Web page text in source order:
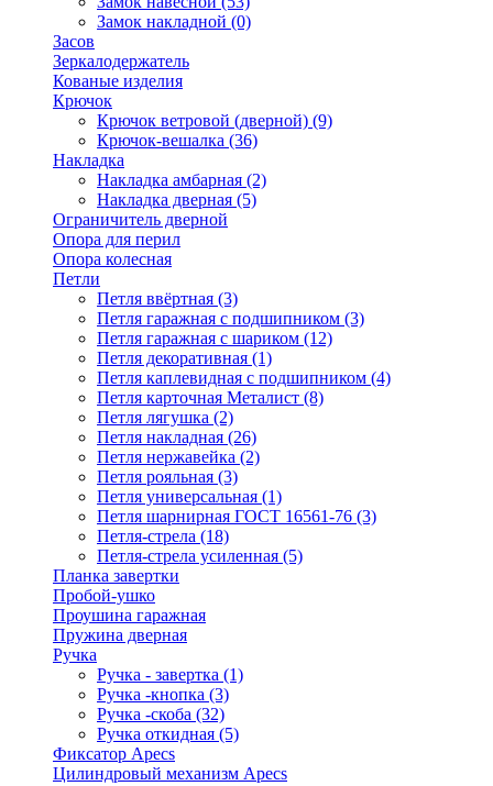
Замок накладной (0)
Засов
Зеркалодержатель
Кованые изделия
Крючок
Крючок ветровой (дверной) (9)
Крючок-вешалка (36)
Накладка
Накладка амбарная (2)
Накладка дверная (5)
Ограничитель дверной
Опора для перил
Опора колесная
Петли
Петля ввёртная (3)
Петля гаражная с подшипником (3)
Петля гаражная с шариком (12)
Петля декоративная (1)
Петля каплевидная с подшипником (4)
Петля карточная Металист (8)
Петля лягушка (2)
Петля накладная (26)
Петля нержавейка (2)
Петля рояльная (3)
Петля универсальная (1)
Петля шарнирная ГОСТ 16561-76 (3)
Петля-стрела (18)
Петля-стрела усиленная (5)
Планка завертки
Пробой-ушко
Проушина гаражная
Пружина дверная
Ручка
Ручка - завертка (1)
Ручка -кнопка (3)
Ручка -скоба (32)
Ручка откидная (5)
Фиксатор Apecs
Цилиндровый механизм Apecs